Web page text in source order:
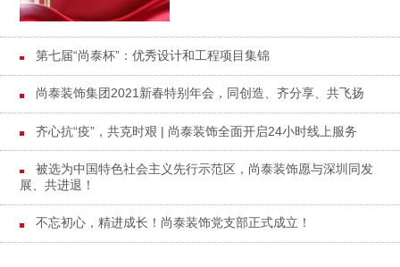
第七届“尚泰杯”：优秀设计和工程项目集锦
尚泰装饰集团2021新春特别年会，同创造、齐分享、共飞扬
齐心抗“疫”，共克时艰 | 尚泰装饰全面开启24小时线上服务
被选为中国特色社会主义先行示范区，尚泰装饰愿与深圳同发
展、共进退！
不忘初心，精进成长！尚泰装饰党支部正式成立！